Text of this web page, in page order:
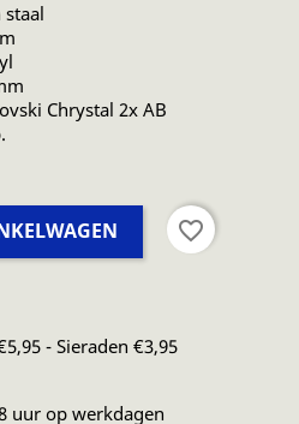
Chrystal 2x AB
favorite_border
- Sieraden €3,95
uur op werkdagen